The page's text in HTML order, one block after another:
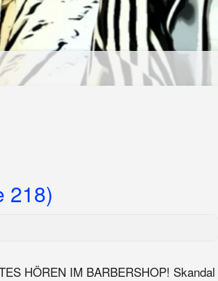
218)
HÖREN IM BARBERSHOP! Skandal